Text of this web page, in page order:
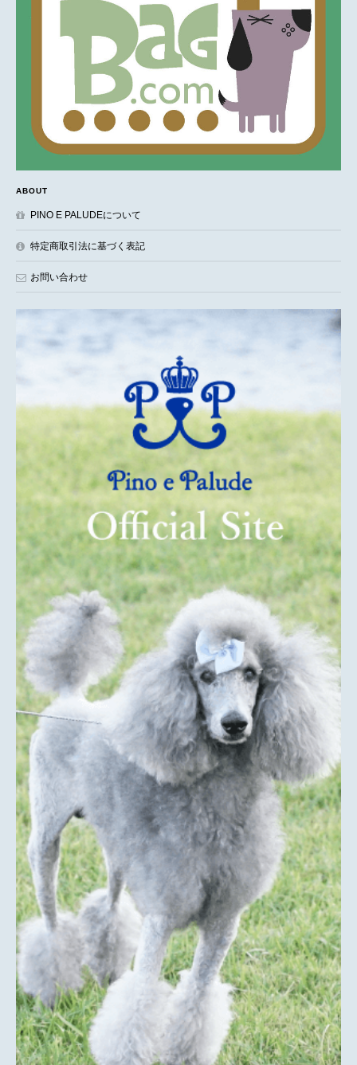
ABOUT
PINO E PALUDEについて
特定商取引法に基づく表記
お問い合わせ